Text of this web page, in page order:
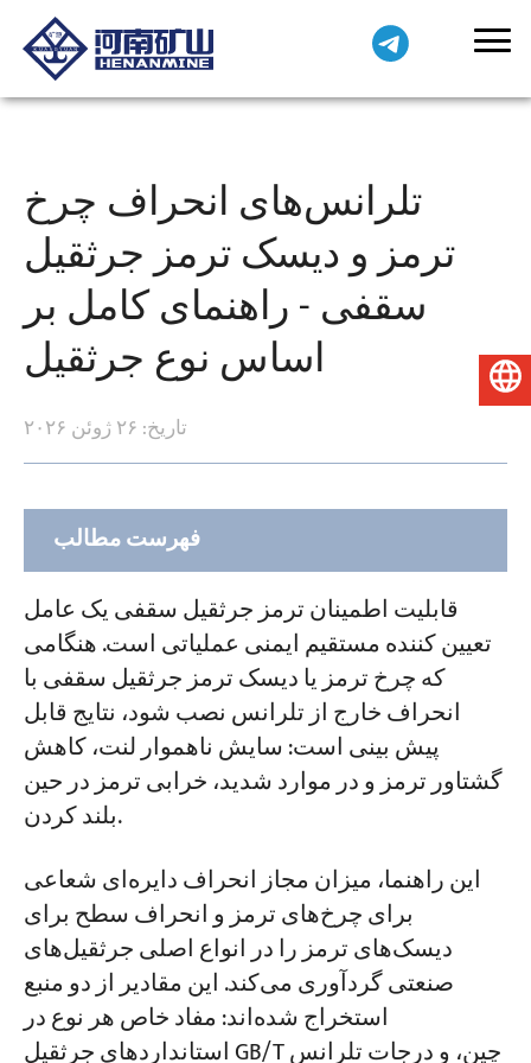
تلرانس‌های انحراف چرخ
ترمز و دیسک ترمز جرثقیل
سقفی - راهنمای کامل بر
اساس نوع جرثقیل
تاریخ: ۲۶ ژوئن ۲۰۲۶
فهرست مطالب
سقفی عمومی
۲. چرخ ترمز و دیسک ترمز جرثقیل‌های پورتال
۳. چرخ ترمز و دیسک ترمز جرثقیل‌های کانتینری
کشتی به ساحل (STS)
۴. جرثقیل‌های دروازه‌ای کانتینری (ریلی و
لاستیکی) با چرخ ترمز و دیسک ترمز
۵. فاصله بین کفشک ترمز و چرخ و فاصله بین
کفشک و دیسک
قابلیت اطمینان ترمز جرثقیل سقفی یک عامل
تعیین کننده مستقیم ایمنی عملیاتی است. هنگامی
که چرخ ترمز یا دیسک ترمز جرثقیل سقفی با
انحراف خارج از تلرانس نصب شود، نتایج قابل
پیش بینی است: سایش ناهموار لنت، کاهش
گشتاور ترمز و در موارد شدید، خرابی ترمز در حین
بلند کردن.
این راهنما، میزان مجاز انحراف دایره‌ای شعاعی
برای چرخ‌های ترمز و انحراف سطح برای
دیسک‌های ترمز را در انواع اصلی جرثقیل‌های
صنعتی گردآوری می‌کند. این مقادیر از دو منبع
استخراج شده‌اند: مفاد خاص هر نوع در
استانداردهای جرثقیل GB/T چین، و درجات تلرانس
فارسی